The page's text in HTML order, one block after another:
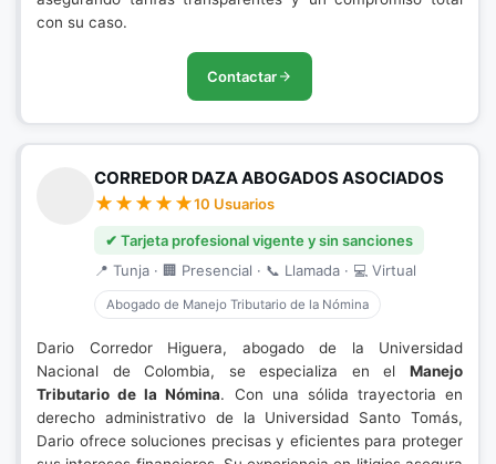
con su caso.
Contactar
CORREDOR DAZA ABOGADOS ASOCIADOS
10 Usuarios
✔ Tarjeta profesional vigente y sin sanciones
📍 Tunja · 🏢 Presencial · 📞 Llamada · 💻 Virtual
Abogado de Manejo Tributario de la Nómina
Dario Corredor Higuera, abogado de la Universidad
Nacional de Colombia, se especializa en el Manejo
Tributario de la Nómina. Con una sólida trayectoria en
derecho administrativo de la Universidad Santo Tomás,
Dario ofrece soluciones precisas y eficientes para proteger